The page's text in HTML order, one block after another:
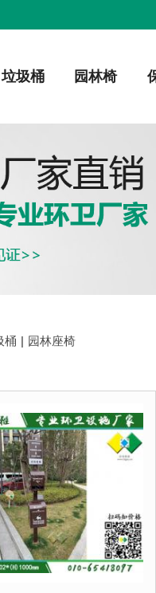
垃圾桶 园林椅
桶 | 园林座椅